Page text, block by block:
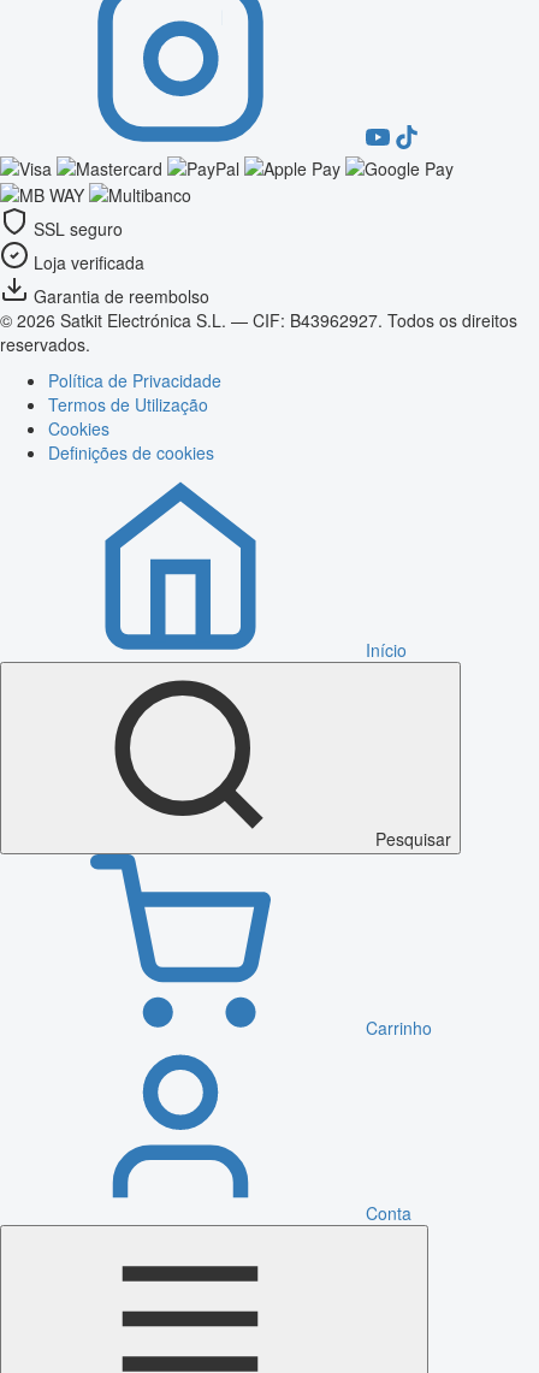
SSL seguro
Loja verificada
Garantia de reembolso
© 2026 Satkit Electrónica S.L. — CIF: B43962927. Todos os direitos
reservados.
Política de Privacidade
Termos de Utilização
Cookies
Definições de cookies
Início
Pesquisar
Carrinho
Conta